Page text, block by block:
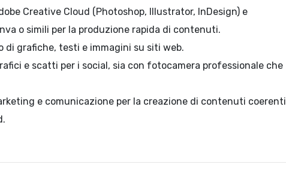
Creative Cloud (Photoshop, Illustrator, InDesign) e
o simili per la produzione rapida di contenuti.
di grafiche, testi e immagini su siti web.
e scatti per i social, sia con fotocamera professionale che
e comunicazione per la creazione di contenuti coerenti